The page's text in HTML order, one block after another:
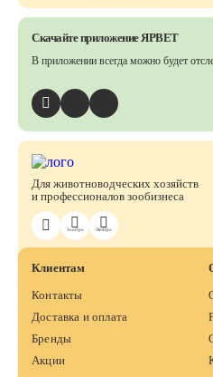
ЗооПро ВетПро
Для животноводческих хозяйств
и профессионалов зообизнеса
Клиентам
Контакты
Доставка и оплата
Бренды
Акции
Скачайте приложение ЯРВЕТ
В приложении всегда можно будет